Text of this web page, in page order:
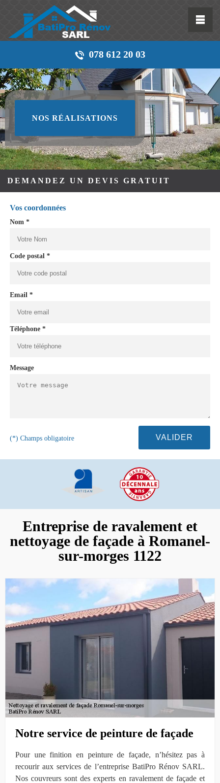
078 612 20 03
NOS RÉALISATIONS
DEMANDEZ UN DEVIS GRATUIT
Vos coordonnées
Nom *
Code postal *
Email *
Téléphone *
Message
(*) Champs obligatoire
Entreprise de ravalement et
nettoyage de façade à Romanel-
sur-morges 1122
Notre service de peinture de façade
Pour une finition en peinture de façade, n’hésitez pas à
recourir aux services de l’entreprise BatiPro Rénov SARL.
Nos couvreurs sont des experts en ravalement de façade et